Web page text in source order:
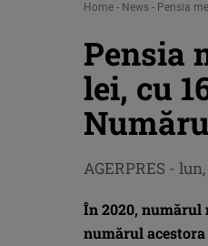
Home - News - Pensia
Pensia
lei, cu
În 2020, numărul
numărul
AGERPRES - lun,